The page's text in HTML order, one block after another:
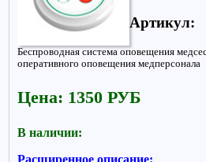
Артикул:
Беспроводная система оповещения
оперативного оповещения медперсонала
Цена: 1350 РУБ
В наличии:
Расширенное описание: